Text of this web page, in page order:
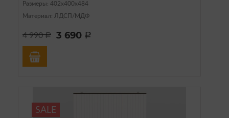
Размеры: 402х400х484
Материал: ЛДСП/МДФ
4 990a 3 690 a
SALE